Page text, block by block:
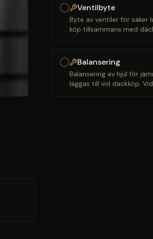
Ventilbyte
Byte av ventiler för säker
köp tillsammans med
Balansering
Balansering av hjul för
läggas till vid däckköp.